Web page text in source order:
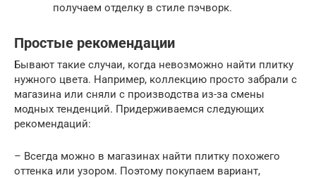
получаем отделку в стиле пэчворк.
Простые рекомендации
Бывают такие случаи, когда невозможно найти плитку
нужного цвета. Например, коллекцию просто забрали с
магазина или сняли с производства из-за смены
модных тенденций. Придерживаемся следующих
рекомендаций:
– Всегда можно в магазинах найти плитку похожего
оттенка или узором. Поэтому покупаем вариант,